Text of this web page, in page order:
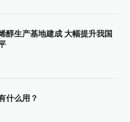
醇生产基地建成 大幅提升我国
什么用？